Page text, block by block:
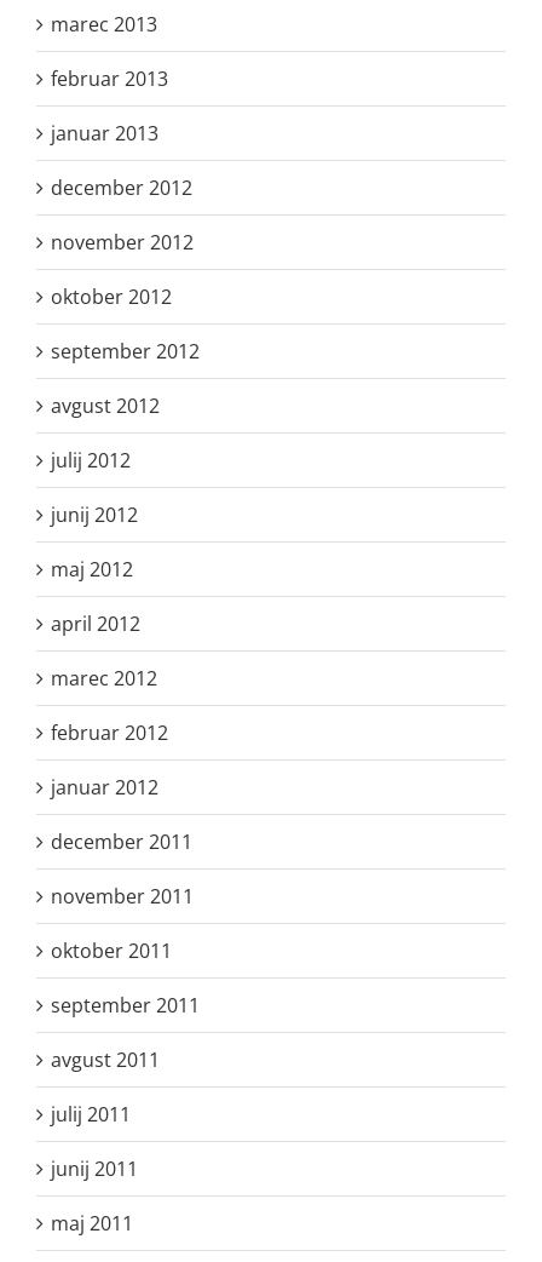
marec 2013
februar 2013
januar 2013
december 2012
november 2012
oktober 2012
september 2012
avgust 2012
julij 2012
junij 2012
maj 2012
april 2012
marec 2012
februar 2012
januar 2012
december 2011
november 2011
oktober 2011
september 2011
avgust 2011
julij 2011
junij 2011
maj 2011